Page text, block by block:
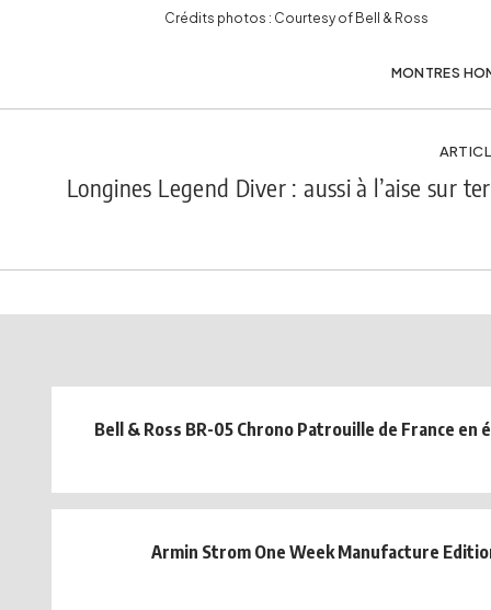
Crédits photos : Courtesy of Bell & Ross
MONTRES
Longines Legend Diver : aussi à l’aise sur
Bell & Ross BR-05 Chrono Patrouille de France en
Armin Strom One Week Manufacture